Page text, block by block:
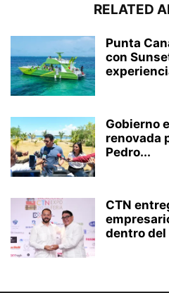
RELATED
Punta
con
Gobierno
renovada
Pedro...
CTN
dentro